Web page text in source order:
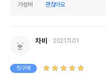
제조국 또는 원산지
제조자,수입품의 경우
가성비
괜찮아요
차비 2021.11.01
첫구매